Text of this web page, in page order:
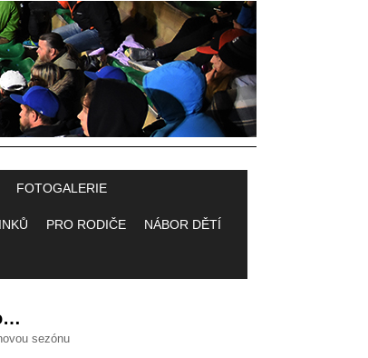
FOTOGALERIE
PRO RODIČE NÁBOR DĚTÍ
sezónu